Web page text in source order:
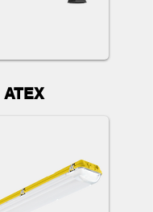
ATEX